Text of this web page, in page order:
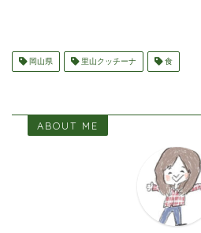
岡山県 里山クッチーナ 食
ABOUT ME